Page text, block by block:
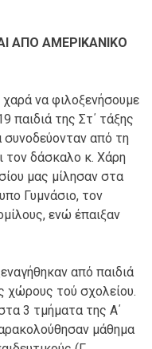
ΑΠΟ ΑΜΕΡΙΚΑΝΙΚΟ
να φιλοξενήσουμε
παιδιά της Στ΄ τάξης
συνοδεύονταν από τη
τον δάσκαλο κ. Χάρη
μας μίλησαν στα
Γυμνάσιο, τον
ενώ έπαιξαν
από παιδιά
χώρους τού σχολείου.
3 τμήματα της Α΄
μάθημα